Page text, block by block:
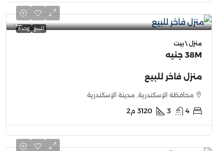
للبيع وحدة
منزل \ بيت
38M جنيه
منزل فاخر للبيع
محافظة الإسكندرية, مدينة الإسكندرية
4
3
3120 م2